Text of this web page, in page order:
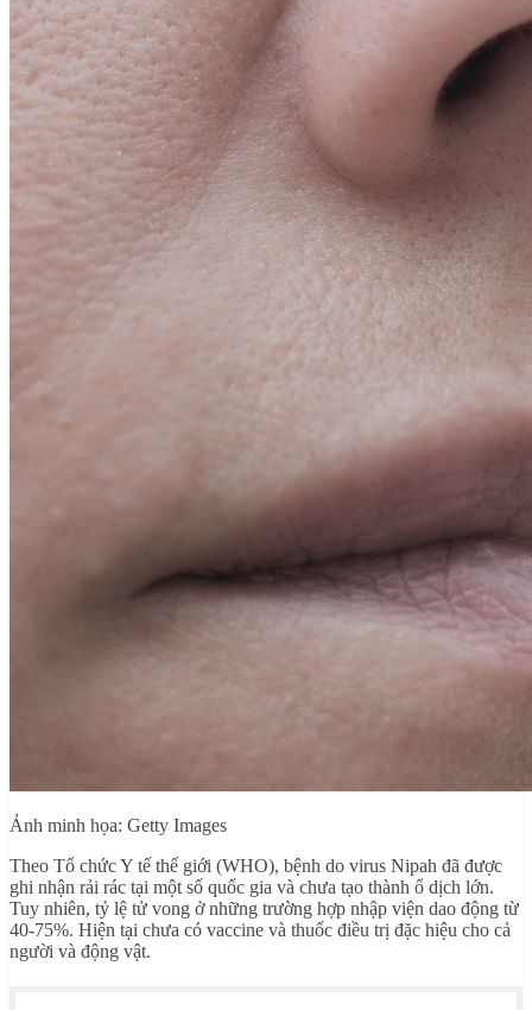
Ảnh minh họa: Getty Images
Theo Tổ chức Y tế thế giới (WHO), bệnh do virus Nipah đã được
ghi nhận rải rác tại một số quốc gia và chưa tạo thành ổ dịch lớn.
Tuy nhiên, tỷ lệ tử vong ở những trường hợp nhập viện dao động từ
40-75%. Hiện tại chưa có vaccine và thuốc điều trị đặc hiệu cho cả
người và động vật.